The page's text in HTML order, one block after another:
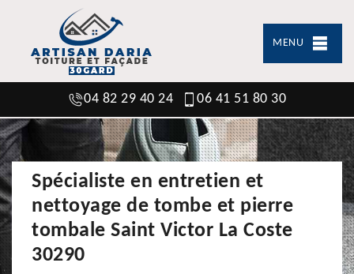
MENU
04 82 29 40 24 06 41 51 80 30
Spécialiste en entretien et
nettoyage de tombe et pierre
tombale Saint Victor La Coste
30290